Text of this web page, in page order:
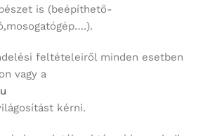
is (beépíthető-
feltételeiről minden esetben
vagy a
kérni.